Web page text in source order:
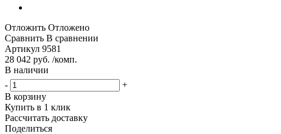
Отложить Отложено
Сравнить В сравнении
Артикул 9581
28 042 руб. /комп.
В наличии
-
+
В корзину
Купить в 1 клик
Рассчитать доставку
Поделиться